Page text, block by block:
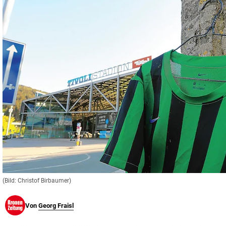
(Bild: Christof Birbaumer)
Von Georg Fraisl